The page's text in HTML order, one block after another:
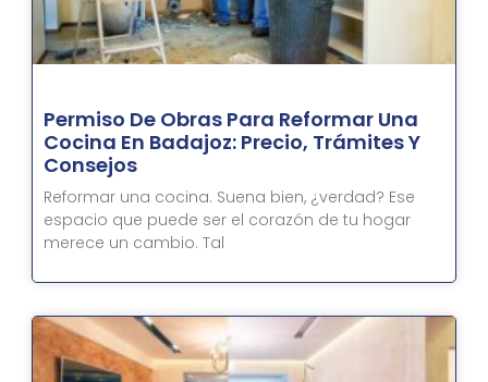
Permiso De Obras Para Reformar Una
Cocina En Badajoz: Precio, Trámites Y
Consejos
Reformar una cocina. Suena bien, ¿verdad? Ese
espacio que puede ser el corazón de tu hogar
merece un cambio. Tal